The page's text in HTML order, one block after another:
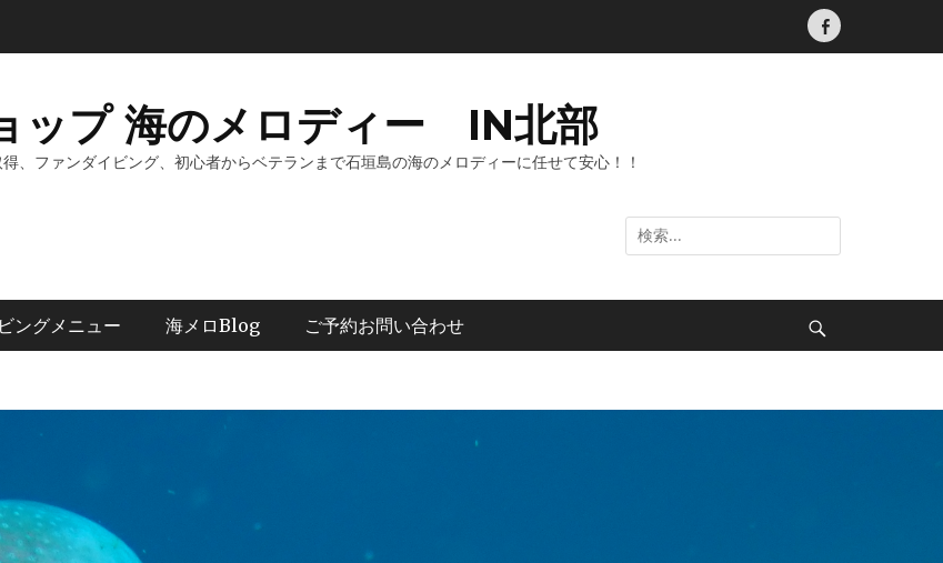
Facebook
ップ 海のメロディー IN北部
、ファンダイビング、初心者からベテランまで石垣島の海のメロディーに任せて安心！！
検
索:
ングメニュー 海メロBlog ご予約お問い合わせ